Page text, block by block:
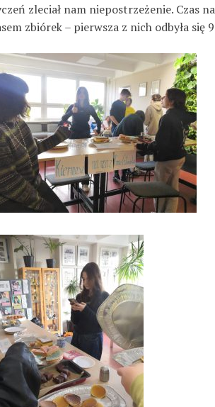
zleciał nam niepostrzeżenie. Czas
zbiórek – pierwsza z nich odbyła